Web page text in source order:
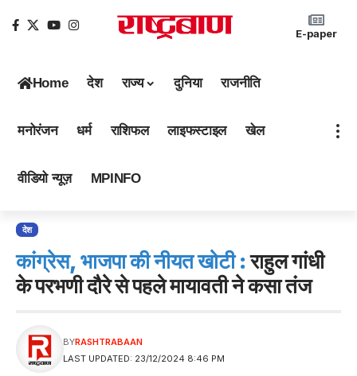
E-paper
Home देश राज्य दुनिया राजनीति
मनोरंजन धर्म राशिफल लाइफस्टाइल खेल
वीडियो न्यूज़ MPINFO
देश
कांग्रेस, भाजपा की नीयत खोटी :राहुल गांधी
के परभणी दौरे से पहले मायावती ने कसा तंज
LAST UPDATED: 23/12/2024 8:46 PM
BYRASHTRABAAN